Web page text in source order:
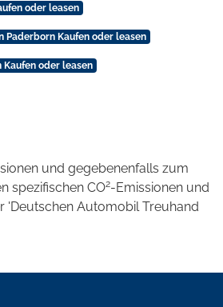
oder leasen
Paderborn Kaufen oder leasen
Kaufen oder leasen
und gegebenenfalls zum
spezifischen CO2-Emissionen und
'Deutschen Automobil Treuhand